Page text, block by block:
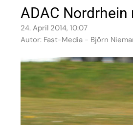
ADAC
24. April 2014, 10:07
Autor: Fast-Media - Björn